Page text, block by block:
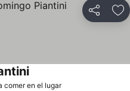
Compartir
comer en el lugar